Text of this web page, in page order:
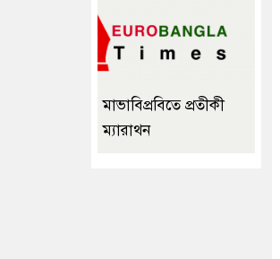
মাভাবিপ্রবিতে প্রতীকী
ম্যারাথন ‎